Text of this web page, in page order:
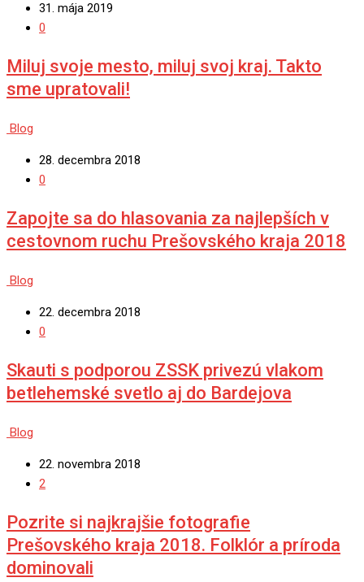
31. mája 2019
0
Miluj svoje mesto, miluj svoj kraj. Takto
sme upratovali!
Blog
28. decembra 2018
0
Zapojte sa do hlasovania za najlepších v
cestovnom ruchu Prešovského kraja 2018
Blog
22. decembra 2018
0
Skauti s podporou ZSSK privezú vlakom
betlehemské svetlo aj do Bardejova
Blog
22. novembra 2018
2
Pozrite si najkrajšie fotografie
Prešovského kraja 2018. Folklór a príroda
dominovali